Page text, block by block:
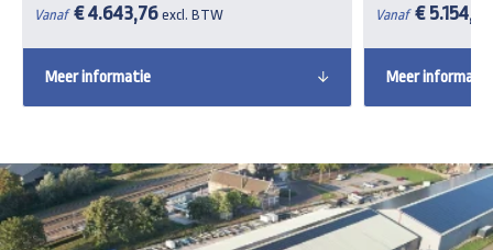
Vanaf € 4.643,76 excl. BTW
Meer informatie
Vanaf € 5.154,16
Meer informatie